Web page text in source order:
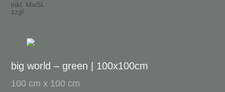
inkl. MwSt.
zzgl.
big world – green | 100x100cm
100 cm x 100 cm